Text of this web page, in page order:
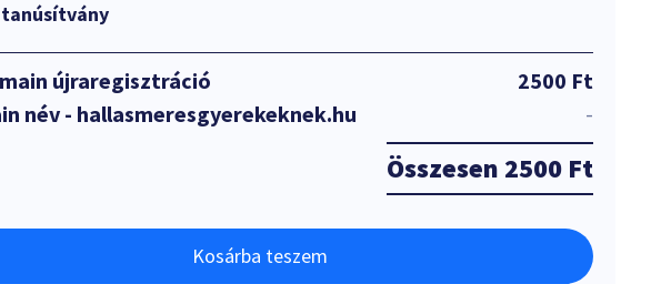
tanúsítvány
újraregisztráció
2500 Ft
név - hallasmeresgyerekeknek.hu
-
Összesen 2500 Ft
Kosárba teszem